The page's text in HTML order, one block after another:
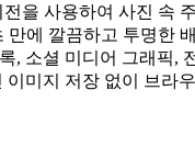
을 사용하여 사진 속
에 깔끔하고 투명한
, 소셜 미디어 그래픽,
이미지 저장 없이 브라